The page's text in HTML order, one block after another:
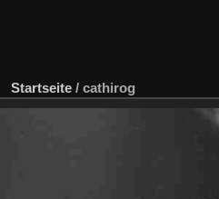
Startseite / cathirog